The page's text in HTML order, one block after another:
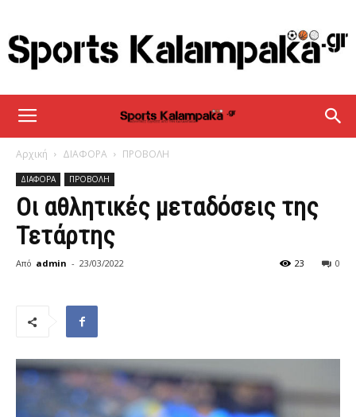
sportskalampaka
Αρχική ΔΙΑΦΟΡΑ ΠΡΟΒΟΛΗ
ΔΙΑΦΟΡΑ ΠΡΟΒΟΛΗ
Οι αθλητικές μεταδόσεις της
Τετάρτης
Από admin - 23/03/2022 0
23